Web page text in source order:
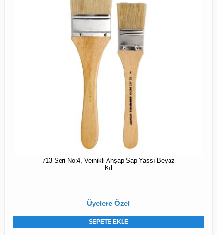
713 Seri No:4, Vernikli Ahşap Sap Yassı Beyaz
Kıl
Üyelere Özel
SEPETE EKLE